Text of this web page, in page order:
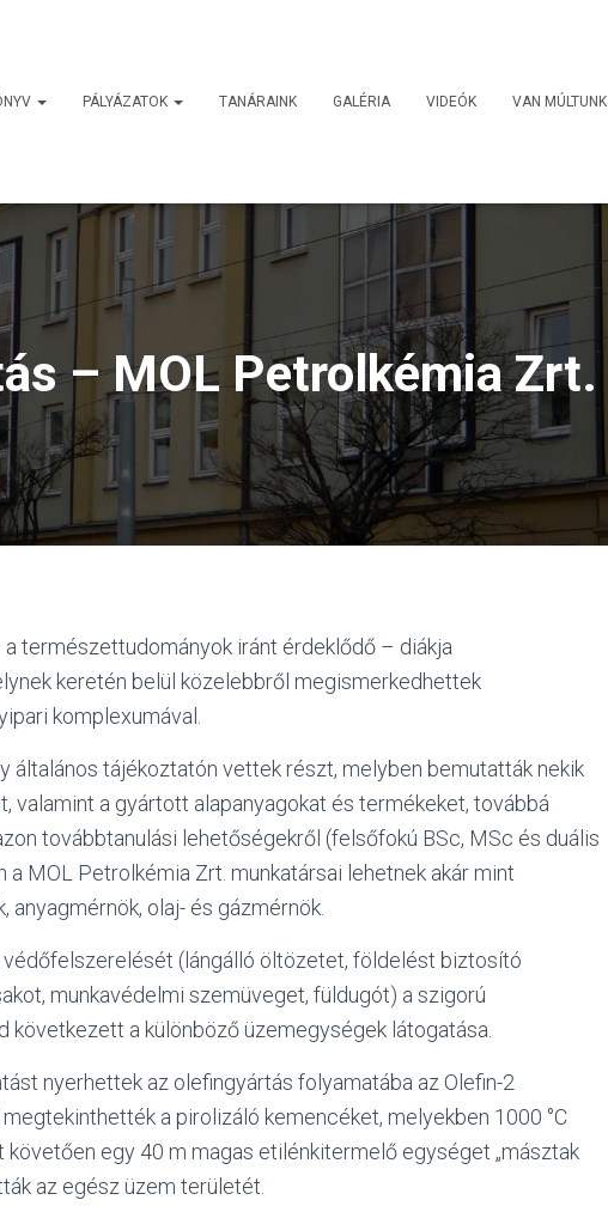
PÁLYÁZATOK TANÁRAINK GALÉRIA VIDEÓK VAN MÚLTUNK
– MOL Petrolkémia Zrt.
a természettudományok iránt érdeklődő – diákja
keretén belül közelebbről megismerkedhettek
komplexumával.
általános tájékoztatón vettek részt, melyben bemutatták nekik
valamint a gyártott alapanyagokat és termékeket, továbbá
továbbtanulási lehetőségekről (felsőfokú BSc, MSc és duális
a MOL Petrolkémia Zrt. munkatársai lehetnek akár mint
olaj- és gázmérnök.
védőfelszerelését (lángálló öltözetet, földelést biztosító
munkavédelmi szemüveget, füldugót) a szigorú
következett a különböző üzemegységek látogatása.
nyerhettek az olefingyártás folyamatába az Olefin-2
a pirolizáló kemencéket, melyekben 1000 °C
követően egy 40 m magas etilénkitermelő egységet „másztak
az egész üzem területét.